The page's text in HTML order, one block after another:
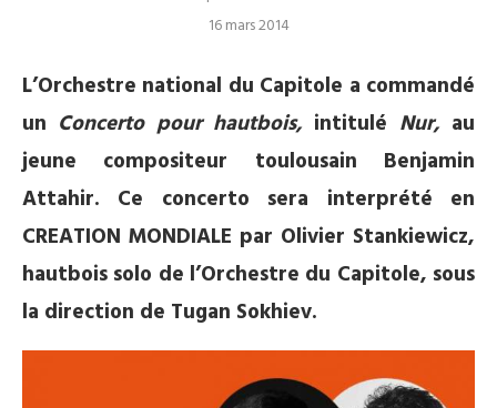
16 mars 2014
L’Orchestre national du Capitole a commandé
un Concerto pour hautbois, intitulé Nur,au
jeune compositeur toulousain Benjamin
Attahir. Ce concerto sera interprété en
CREATION MONDIALE par Olivier Stankiewicz,
hautbois solo de l’Orchestre du Capitole, sous
la direction de Tugan Sokhiev.